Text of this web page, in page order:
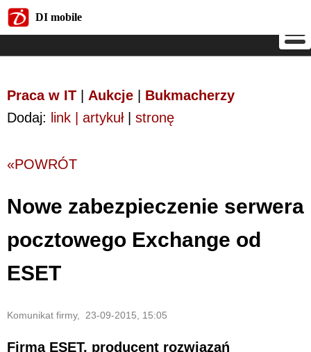
DI mobile
Praca w IT Aukcje
Bukmacherzy
Dodaj: link | artykuł| stronę
«POWRÓT
Nowe zabezpieczenie serwera
pocztowego Exchange od
ESET
Komunikat firmy, 23-09-2015, 15:05
Firma ESET, producent rozwiązań
DI mobile